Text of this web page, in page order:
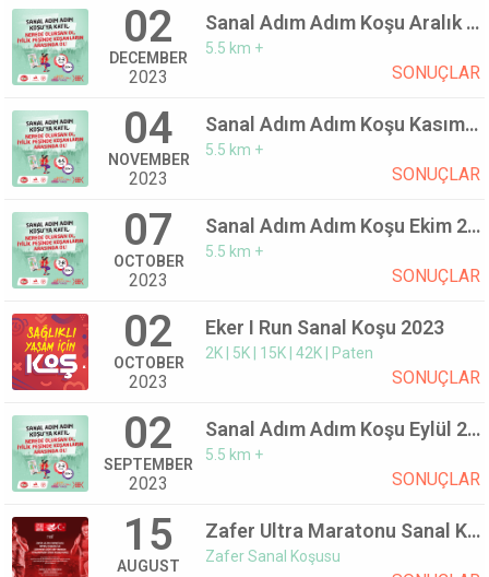
02
DECEMBER
2023
Sanal Adım Adım Koşu Aralık 2023
5.5 km +
SONUÇLAR
04
NOVEMBER
2023
Sanal Adım Adım Koşu Kasım 2023
5.5 km +
SONUÇLAR
07
OCTOBER
2023
Sanal Adım Adım Koşu Ekim 2023
5.5 km +
SONUÇLAR
02
OCTOBER
2023
Eker I Run Sanal Koşu 2023
2K | 5K | 15K | 42K | Paten
SONUÇLAR
02
SEPTEMBER
2023
Sanal Adım Adım Koşu Eylül 2023
5.5 km +
SONUÇLAR
15
AUGUST
Zafer Ultra Maratonu Sanal Koşu
Zafer Sanal Koşusu